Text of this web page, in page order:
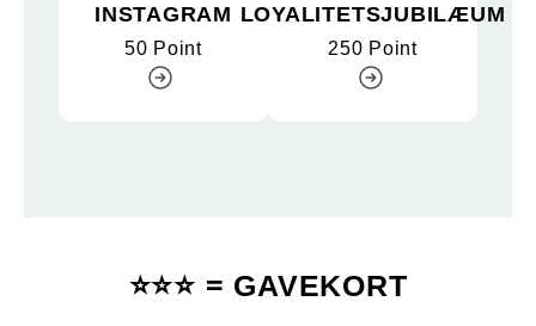
INSTAGRAM
50 Point
LOYALITETSJUBILÆUM
250 Point
⭐⭐⭐ = GAVEKORT